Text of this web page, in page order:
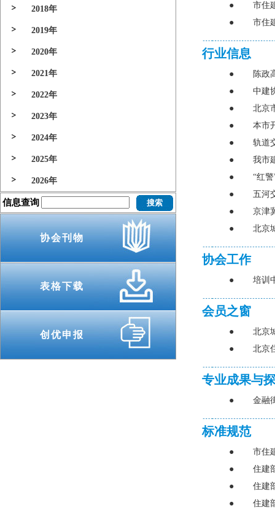
2018年
2019年
2020年
2021年
2022年
2023年
2024年
2025年
2026年
信息查询
协会刊物
表格下载
创优申报
市住
●
市住
●
行业信息
陈政
●
中建
●
北京
●
本市
●
轨道
●
我市
●
“红
●
五河
●
京津
●
北京
●
协会工作
培训
●
会员之窗
北京
●
北京
●
专业成果与
金融
●
标准规范
市住
●
住建
●
住建
●
住建
●